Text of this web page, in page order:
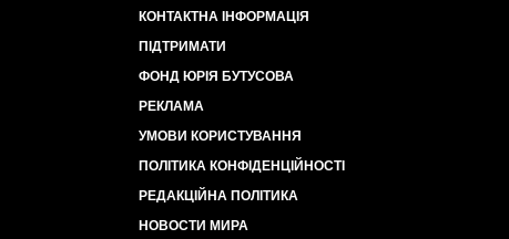
КОНТАКТНА ІНФОРМАЦІЯ
ПІДТРИМАТИ
ФОНД ЮРІЯ БУТУСОВА
РЕКЛАМА
УМОВИ КОРИСТУВАННЯ
ПОЛІТИКА КОНФІДЕНЦІЙНОСТІ
РЕДАКЦІЙНА ПОЛІТИКА
НОВОСТИ МИРА